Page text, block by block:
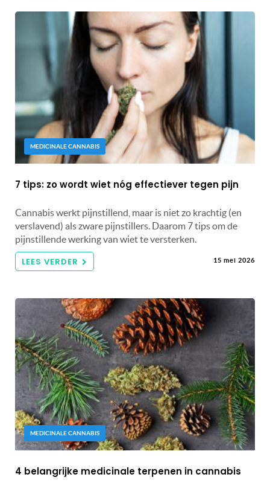
MEDICINALE CANNABIS
7 tips: zo wordt wiet nóg effectiever tegen pijn
Cannabis werkt pijnstillend, maar is niet zo krachtig (en
verslavend) als zware pijnstillers. Daarom 7 tips om de
pijnstillende werking van wiet te versterken.
LEES VERDER 15 mei 2026
MEDICINALE CANNABIS
4 belangrijke medicinale terpenen in cannabis